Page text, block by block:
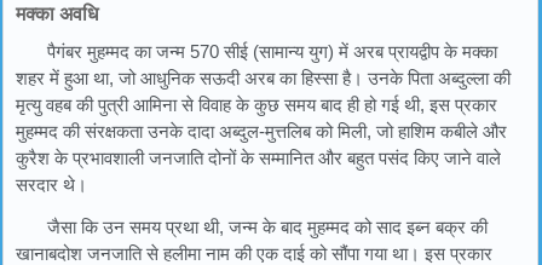
मक्का अवधि
पैगंबर मुहम्मद का जन्म 570 सीई (सामान्य युग) में अरब प्रायद्वीप के मक्का
शहर में हुआ था, जो आधुनिक सऊदी अरब का हिस्सा है। उनके पिता अब्दुल्ला की
मृत्यु वहब की पुत्री आमिना से विवाह के कुछ समय बाद ही हो गई थी, इस प्रकार
मुहम्मद की संरक्षकता उनके दादा अब्दुल-मुत्तलिब को मिली, जो हाशिम कबीले और
कुरैश के प्रभावशाली जनजाति दोनों के सम्मानित और बहुत पसंद किए जाने वाले
सरदार थे।
जैसा कि उन समय प्रथा थी, जन्म के बाद मुहम्मद को साद इब्न बक्र की
खानाबदोश जनजाति से हलीमा नाम की एक दाई को सौंपा गया था। इस प्रकार